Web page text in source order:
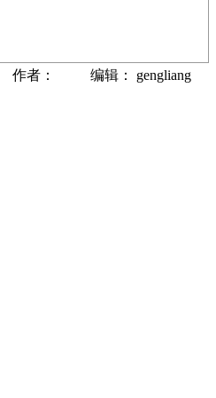
作者： 编辑： gengliang